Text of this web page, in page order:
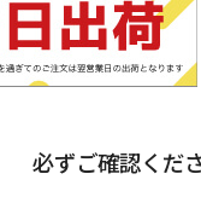
必ずご確認くだ